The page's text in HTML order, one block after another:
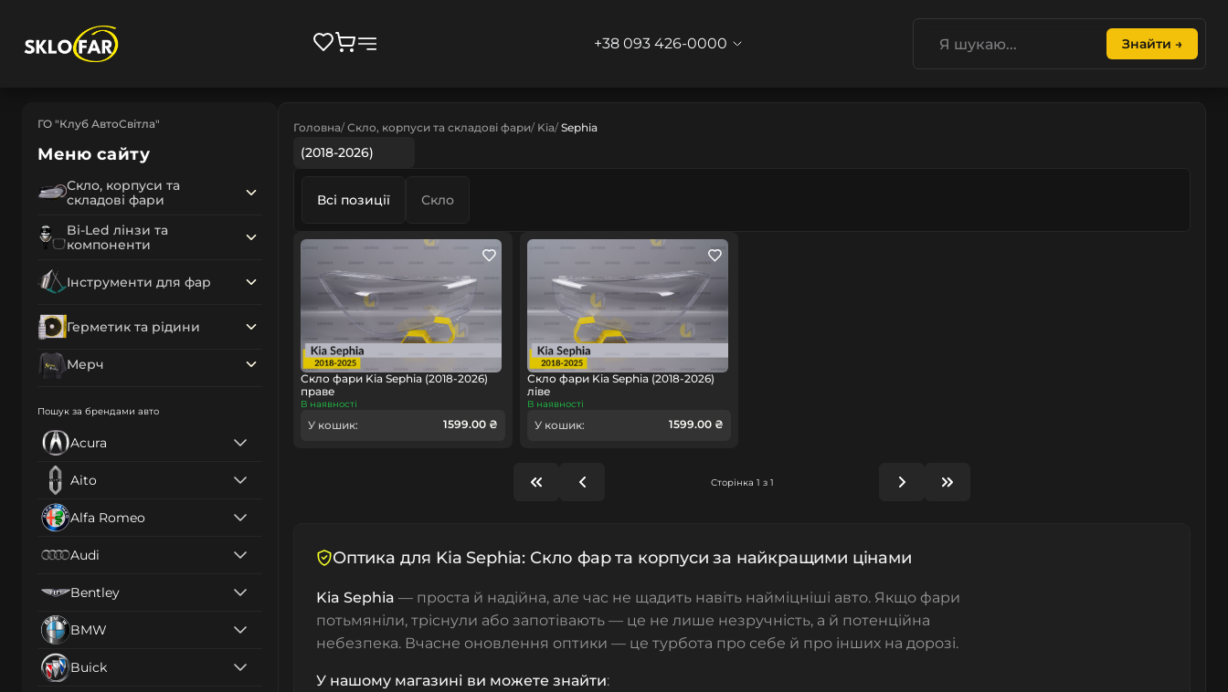
+38 093 426-0000 Знайти →
ГО "Клуб АвтоСвітла"
Меню сайту
Скло, корпуси та
складові фари
Bi-Led лінзи та
компоненти
Інструменти для фар
Герметик та рідини
Мерч
Пошук за брендами авто
Acura
Aito
Alfa Romeo
Audi
Bentley
BMW
Buick
Головна Скло, корпуси та складові фари Kia Sephia
(2018-2026)
Всі позиції Скло
Скло фари Kia Sephia (2018-2026)
праве
В наявності
У кошик: 1599.00 ₴
Скло фари Kia Sephia (2018-2026)
ліве
В наявності
У кошик: 1599.00 ₴
Сторінка 1 з 1
Оптика для Kia Sephia: Скло фар та корпуси за найкращими цінами
Kia Sephia — проста й надійна, але час не щадить навіть найміцніші авто. Якщо фари
потьмяніли, тріснули або запотівають — це не лише незручність, а й потенційна
небезпека. Вчасне оновлення оптики — це турбота про себе й про інших на дорозі.
У нашому магазині ви можете знайти: